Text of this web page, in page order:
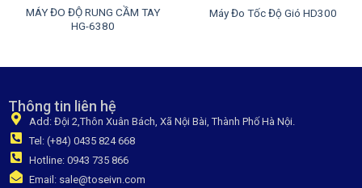
MÁY ĐO ĐỘ RUNG CẦM TAY
HG-6380
Máy Đo Tốc Độ Gió HD300
Thông tin liên hệ
Add: Đội 2,Thôn Xuân Bách, Xã Nội Bài, Thành Phố Hà Nội.
Tel: (+84) 0435 824 668
Hotline: 0943 735 866
Email: sale@toseivn.com